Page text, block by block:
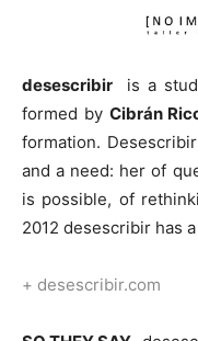
desescribir
is a
formed by Cibrán
formation.
and a need: her of
is possible, of
2012 desescribir has
+ desescribir.com